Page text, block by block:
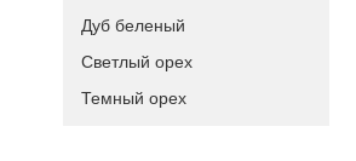
Дуб беленый
Светлый орех
Темный орех